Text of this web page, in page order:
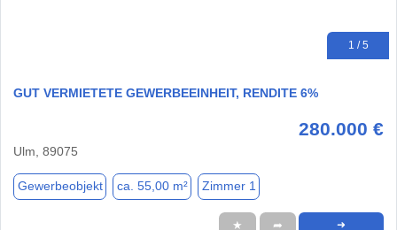
1 / 5
GUT VERMIETETE GEWERBEEINHEIT, RENDITE 6%
280.000 €
Ulm, 89075
Gewerbeobjekt ca. 55,00 m² Zimmer 1
★ ➦ ➜